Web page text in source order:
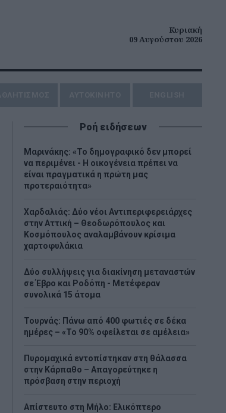
Κυριακή
09 Αυγούστου 2026
Ροή ειδήσεων
Μαρινάκης: «Το δημογραφικό δεν μπορεί
να περιμένει - Η οικογένεια πρέπει να
είναι πραγματικά η πρώτη μας
προτεραιότητα»
Χαρδαλιάς: Δύο νέοι Αντιπεριφερειάρχες
στην Αττική – Θεοδωρόπουλος και
Κοσμόπουλος αναλαμβάνουν κρίσιμα
χαρτοφυλάκια
Δύο συλλήψεις για διακίνηση μεταναστών
σε Έβρο και Ροδόπη - Μετέφεραν
συνολικά 15 άτομα
Τουρνάς: Πάνω από 400 φωτιές σε δέκα
ημέρες – «Το 90% οφείλεται σε αμέλεια»
Πυρομαχικά εντοπίστηκαν στη θάλασσα
στην Κάρπαθο – Απαγορεύτηκε η
πρόσβαση στην περιοχή
Απίστευτο στη Μήλο: Ελικόπτερο